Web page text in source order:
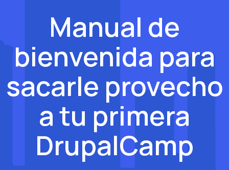
Manual de
bienvenida para
sacarle provecho
a tu primera
DrupalCamp